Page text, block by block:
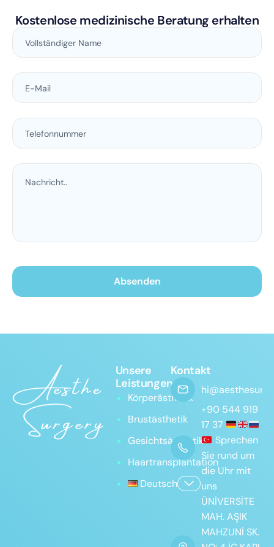
Kostenlose medizinische Beratung erhalten
Unsere
Leistungen
Körperästhetik
Brustästhetik
Gesichtsästhetik
Haartransplantation
Deutsch
Kontakt
+90 544 919
17 37
Sprechen
Sie rund um
die Uhr mit
uns
ÜNİVERSİTE
MAH. AŞIK
MAHZUNİ SK.